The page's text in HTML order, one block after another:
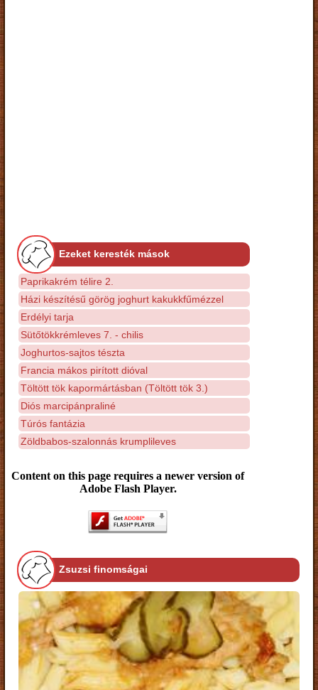
Ezeket keresték mások
Paprikakrém télire 2.
Házi készítésű görög joghurt kakukkfűmézzel
Erdélyi tarja
Sütőtökkrémleves 7. - chilis
Joghurtos-sajtos tészta
Francia mákos pirított dióval
Töltött tök kapormártásban (Töltött tök 3.)
Diós marcipánpraliné
Túrós fantázia
Zöldbabos-szalonnás krumplileves
Content on this page requires a newer version of
Adobe Flash Player.
Zsuzsi finomságai